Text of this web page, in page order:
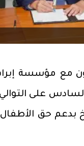
مع مؤسسة
على
بدعم حق